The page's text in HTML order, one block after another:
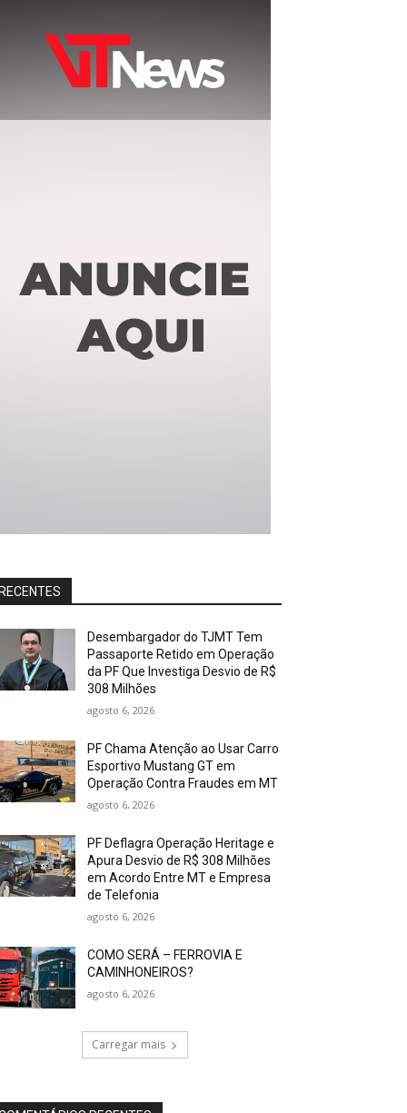
Desembargador do TJMT Tem
Passaporte Retido em Operação
da PF Que Investiga Desvio de R$
308 Milhões
agosto 6, 2026
PF Chama Atenção ao Usar Carro
Esportivo Mustang GT em
Operação Contra Fraudes em MT
agosto 6, 2026
PF Deflagra Operação Heritage e
Apura Desvio de R$ 308 Milhões
em Acordo Entre MT e Empresa
de Telefonia
agosto 6, 2026
COMO SERÁ – FERROVIA E
CAMINHONEIROS?
agosto 6, 2026
Carregar mais